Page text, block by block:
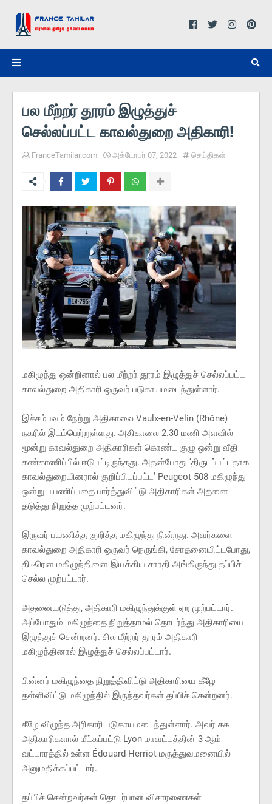
பல மீற்றர் தூரம் இழுத்துச்
செல்லப்பட்ட காவல்துறை அதிகாரி!
FranceTamilar.com அக்டோபர் 07, 2022 செய்திகள்
மகிழுந்து ஒன்றினால் பல மீற்றர் தூரம் இழுத்துச் செல்லப்பட்ட
காவல்துறை அதிகாரி ஒருவர் படுகாயமடைந்துள்ளார்.
இச்சம்பவம் நேற்று அதிகாலை Vaulx-en-Velin (Rhône)
நகரில் இடம்பெற்றுள்ளது. அதிகாலை 2.30 மணி அளவில்
மூன்று காவல்துறை அதிகாரிகள் கொண்ட குழு ஒன்று வீதி
கண்காணிப்பில் ஈடுபட்டிருந்தது. அதன்போது ‘திருடப்பட்டதாக
காவல்துறையினரால் குறிப்பிடப்பட்ட’ Peugeot 508 மகிழுந்து
ஒன்று பயணிப்பதை பார்த்துவிட்டு அதிகாரிகள் அதனை
தடுத்து நிறுத்த முற்பட்டனர்.
இருவர் பயணித்த குறித்த மகிழுந்து நின்றது. அவர்களை
காவல்துறை அதிகாரி ஒருவர் நெருங்கி, சோதனையிட்டபோது,
திடீரென மகிழுந்தினை இயக்கிய சாரதி அங்கிருந்து தப்பிச்
செல்ல முற்பட்டார்.
அதனையடுத்து, அதிகாரி மகிழுந்துக்குள் ஏற முற்பட்டார்.
அப்போதும் மகிழுந்தை நிறுத்தாமல் தொடர்ந்து அதிகாரியை
இழுத்துச் சென்றனர். சில மீற்றர் தூரம் அதிகாரி
மகிழுந்தினால் இழுத்துச் செல்லப்பட்டார்.
பின்னர் மகிழுந்தை நிறுத்திவிட்டு அதிகாரியை கீழே
தள்ளிவிட்டு மகிழுந்தில் இருந்தவர்கள் தப்பிச் சென்றனர்.
கீழே விழுந்த அரிகாரி படுகாயமடைந்துள்ளார். அவர் சக
அதிகாரிகளால் மீட்கப்பட்டு Lyon மாவட்டத்தின் 3 ஆம்
வட்டாரத்தில் உள்ள Édouard-Herriot மருத்துவமனையில்
அனுமதிக்கப்பட்டார்.
தப்பிச் சென்றவர்கள் தொடர்பான விசாரணைகள்